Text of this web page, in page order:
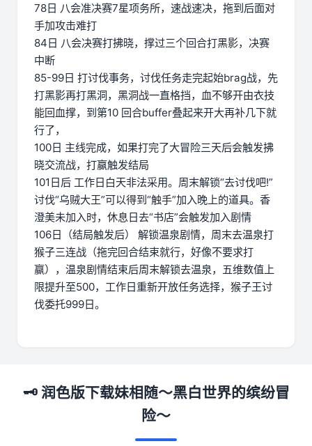
78日 八会准决赛7星项务所，速战速决，拖到后面对
手加攻击难打
84日 八会决赛打拂晓，撑过三个回合打黑影，决赛
中断
85-99日 打讨伐事务，讨伐任务走完起始brag战，先
打黑影再打黑洞，黑洞战一直格挡，血不够开由衣技
能回血撑，到第10 回合buffer叠起来开大再补几下就
行了，
100日 主线完成，如果打完了大冒险三天后会触发拂
晓交流战，打赢触发结局
101日后 工作日白天非法采用。周末解锁“去讨伐吧!”
讨伐“乌贼大王”可以得到“触手”加入晚上的道具。香
澄美未加入时，休息日去“书店”会触发加入剧情
106日（结局触发后） 解锁温泉剧情，周末去温泉打
猴子三连战（拖完回合结束就行，好像不要求打
赢），温泉剧情结束后周末解锁去温泉，五维数值上
限提升至500，工作日重新开放任务选择，猴子王讨
伐委托999日。
🗝️ 润色版下载妹相随～黑白世界的缤纷冒
险～